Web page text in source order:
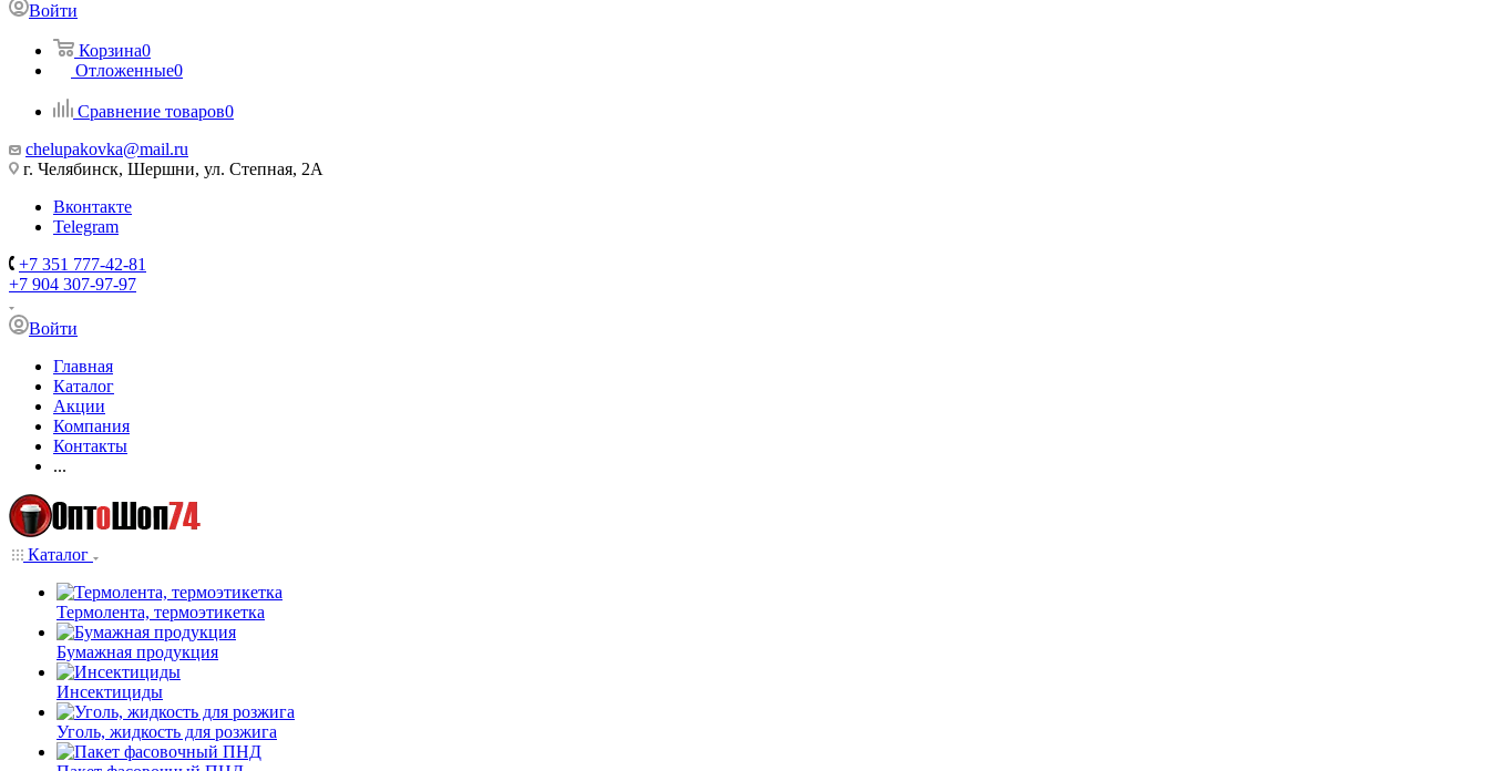
Войти
Корзина0
Отложенные0
Сравнение товаров0
chelupakovka@mail.ru
г. Челябинск, Шершни, ул. Степная, 2А
Вконтакте
Telegram
+7 351 777-42-81
+7 904 307-97-97
Войти
Главная
Каталог
Акции
Компания
Контакты
...
Каталог
Термолента, термоэтикетка
Бумажная продукция
Инсектициды
Уголь, жидкость для розжига